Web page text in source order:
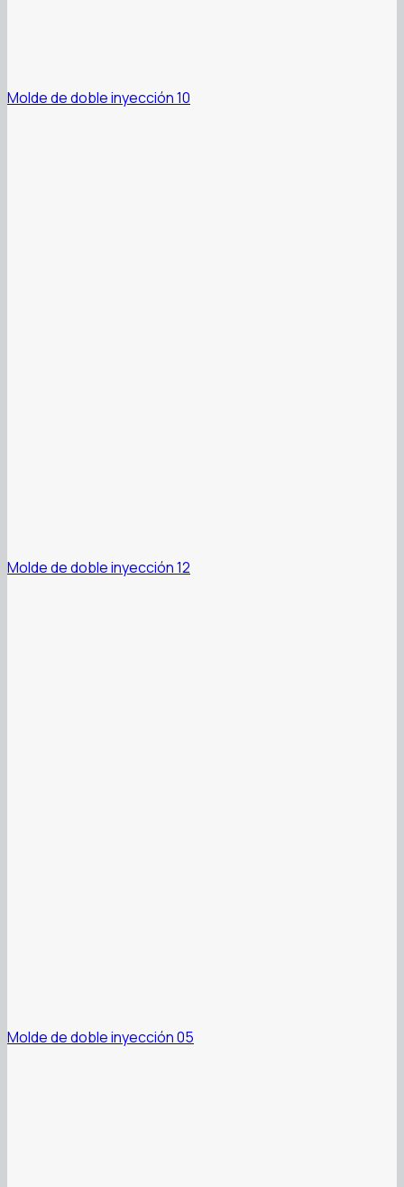
Molde de doble inyección 10
Molde de doble inyección 12
Molde de doble inyección 05